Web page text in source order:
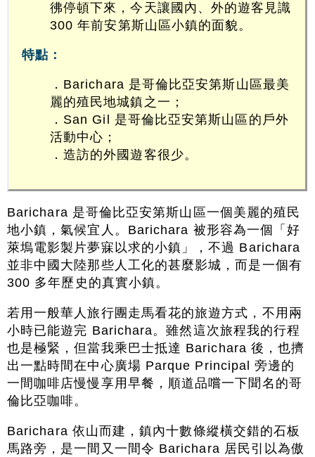
彿停頓下來，今天讓國內、外的遊客見識
300 年前安第斯山區小鎮的面貌。
特點：
．Barichara 是哥倫比亞安第斯山區最美
麗的殖民地城鎮之一；
．San Gil 是哥倫比亞安第斯山區的戶外
活動中心；
．造訪的外國遊客很少。
Barichara 是哥倫比亞安第斯山區一個美麗的殖民
地小鎮，氣候宜人。Barichara 被形容為一個「好
萊塢電影製片夢寐以求的小鎮」，不過 Barichara
並非中國大陸那些人工化的甚麼影城，而是一個有
300 多年歷史的真實小鎮。
若用一般華人旅行團走馬看花的旅遊方式，不用兩
小時已能遊完 Barichara。雖然這次旅程我的行程
也是極緊，但當我乘巴士抵達 Barichara 後，也擠
出一點時間在中心廣場 Parque Principal 旁邊的
一間咖啡店慢慢享用早餐，順道品嚐一下聞名的哥
倫比亞咖啡。
Barichara 依山而建，鎮內十數條縱橫交錯的石板
馬路旁，是一間又一間令 Barichara 居民引以為傲